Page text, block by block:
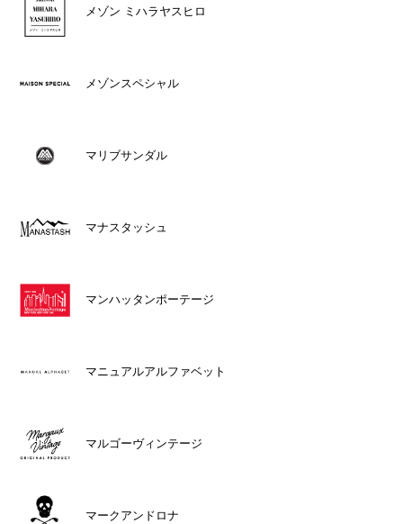
メゾン ミハラヤスヒロ
メゾンスペシャル
マリブサンダル
マナスタッシュ
マンハッタンポーテージ
マニュアルアルファベット
マルゴーヴィンテージ
マークアンドロナ